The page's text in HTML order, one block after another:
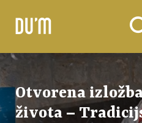
Otvorena
života –